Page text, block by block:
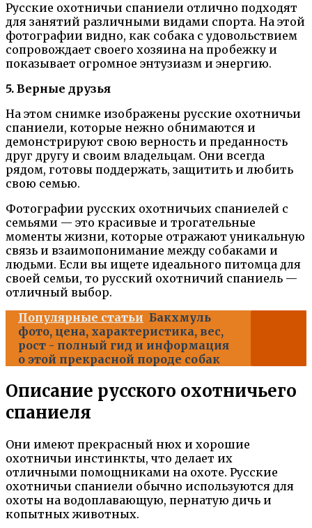
Русские охотничьи спаниели отлично подходят
для занятий различными видами спорта. На этой
фотографии видно, как собака с удовольствием
сопровождает своего хозяина на пробежку и
показывает огромное энтузиазм и энергию.
5. Верные друзья
На этом снимке изображены русские охотничьи
спаниели, которые нежно обнимаются и
демонстрируют свою верность и преданность
друг другу и своим владельцам. Они всегда
рядом, готовы поддержать, защитить и любить
свою семью.
Фотографии русских охотничьих спаниелей с
семьями — это красивые и трогательные
моменты жизни, которые отражают уникальную
связь и взаимопонимание между собаками и
людьми. Если вы ищете идеального питомца для
своей семьи, то русский охотничий спаниель —
отличный выбор.
Популярные статьи Бакхмуль
фото, цена, характеристика, вес,
рост - полный гид и информация
о этой прекрасной породе собак
Описание русского охотничьего
спаниеля
Они имеют прекрасный нюх и хорошие
охотничьи инстинкты, что делает их
отличными помощниками на охоте. Русские
охотничьи спаниели обычно используются для
охоты на водоплавающую, пернатую дичь и
копытных животных.